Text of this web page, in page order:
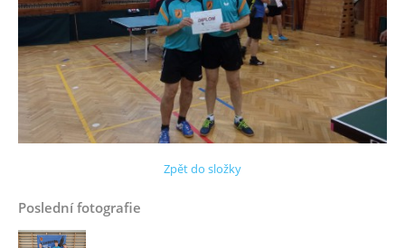
Zpět do složky
Poslední fotografie